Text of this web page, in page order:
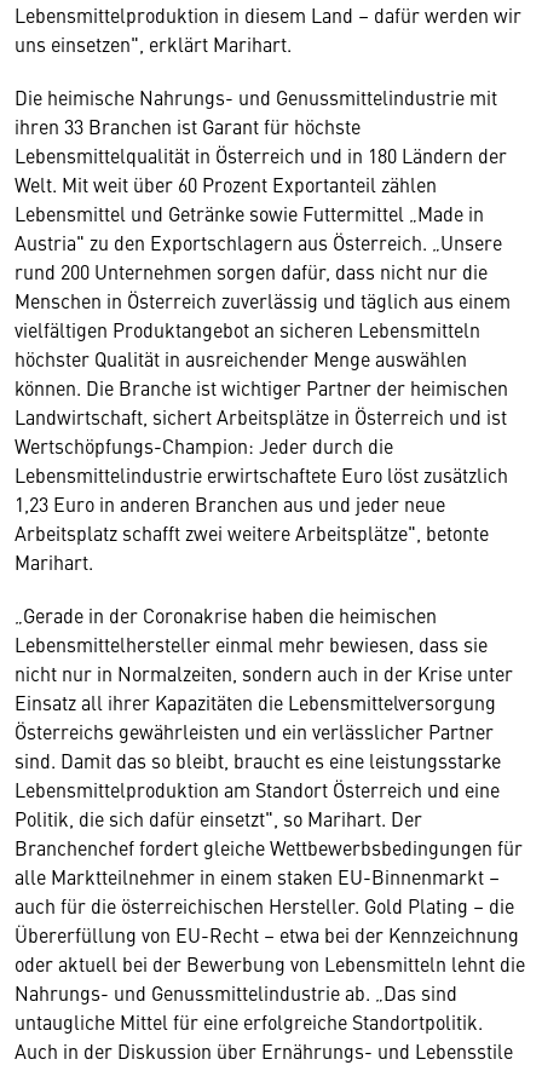
Lebensmittelproduktion in diesem Land – dafür werden wir
uns einsetzen", erklärt Marihart.
Die heimische Nahrungs- und Genussmittelindustrie mit
ihren 33 Branchen ist Garant für höchste
Lebensmittelqualität in Österreich und in 180 Ländern der
Welt. Mit weit über 60 Prozent Exportanteil zählen
Lebensmittel und Getränke sowie Futtermittel „Made in
Austria" zu den Exportschlagern aus Österreich. „Unsere
rund 200 Unternehmen sorgen dafür, dass nicht nur die
Menschen in Österreich zuverlässig und täglich aus einem
vielfältigen Produktangebot an sicheren Lebensmitteln
höchster Qualität in ausreichender Menge auswählen
können. Die Branche ist wichtiger Partner der heimischen
Landwirtschaft, sichert Arbeitsplätze in Österreich und ist
Wertschöpfungs-Champion: Jeder durch die
Lebensmittelindustrie erwirtschaftete Euro löst zusätzlich
1,23 Euro in anderen Branchen aus und jeder neue
Arbeitsplatz schafft zwei weitere Arbeitsplätze", betonte
Marihart.
„Gerade in der Coronakrise haben die heimischen
Lebensmittelhersteller einmal mehr bewiesen, dass sie
nicht nur in Normalzeiten, sondern auch in der Krise unter
Einsatz all ihrer Kapazitäten die Lebensmittelversorgung
Österreichs gewährleisten und ein verlässlicher Partner
sind. Damit das so bleibt, braucht es eine leistungsstarke
Lebensmittelproduktion am Standort Österreich und eine
Politik, die sich dafür einsetzt", so Marihart. Der
Branchenchef fordert gleiche Wettbewerbsbedingungen für
alle Marktteilnehmer in einem staken EU-Binnenmarkt –
auch für die österreichischen Hersteller. Gold Plating – die
Übererfüllung von EU-Recht – etwa bei der Kennzeichnung
oder aktuell bei der Bewerbung von Lebensmitteln lehnt die
Nahrungs- und Genussmittelindustrie ab. „Das sind
untaugliche Mittel für eine erfolgreiche Standortpolitik.
Auch in der Diskussion über Ernährungs- und Lebensstile